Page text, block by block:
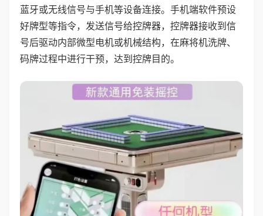
蓝牙或无线信号与手机等设备连接。手机端软件预设
好牌型等指令，发送信号给控牌器，控牌器接收到信
号后驱动内部微型电机或机械结构，在麻将机洗牌、
码牌过程中进行干预，达到控牌目的。